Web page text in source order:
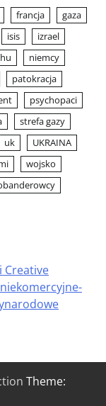
francja
gaza
isis
izrael
niemcy
patokracja
psychopaci
strefa gazy
uk
UKRAINA
wojsko
Creative
Theme: